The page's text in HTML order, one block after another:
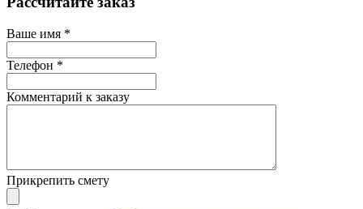
Ваше имя *
Телефон *
Комментарий к заказу
Прикрепить смету